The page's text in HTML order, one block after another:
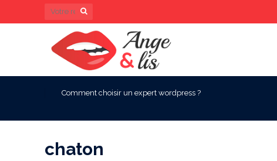
Comment choisir un expert wordpress ?
chaton